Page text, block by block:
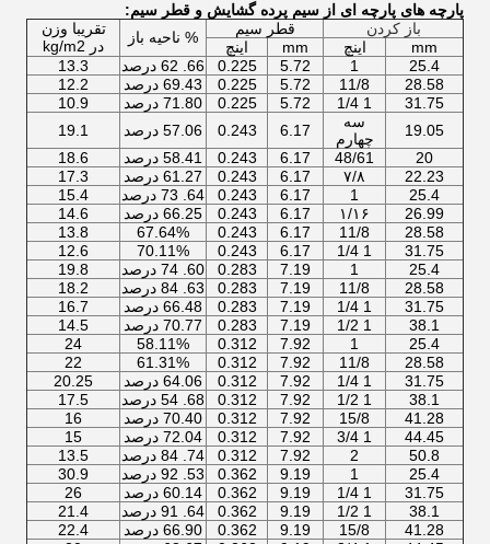
پارچه های پارچه ای از سیم پرده گشایش و قطر سیم:
باز کردن
قطر سیم % ناحیه باز
تقريبا وزن
در kg/m2
mm اینچ mm
اینچ
25.4
1
5.72
0.225 66. 62 درصد
13.3
28.58
11/8
5.72
0.225 69.43 درصد
12.2
31.75
1 1/4
5.72
0.225 71.80 درصد
10.9
19.05
سه
چهارم
6.17
0.243 57.06 درصد
19.1
20
48/61
6.17
0.243 58.41 درصد
18.6
22.23
۷/۸ 6.17
0.243 61.27 درصد
17.3
25.4
1
6.17
0.243 64. 73 درصد
15.4
26.99
۱/۱۶ 6.17
0.243 66.25 درصد
14.6
28.58
11/8
6.17
0.243
67.64%
13.8
31.75
1 1/4
6.17
0.243
70.11%
12.6
25.4
1
7.19
0.283 60. 74 درصد
19.8
28.58
11/8
7.19
0.283 63. 84 درصد
18.2
31.75
1 1/4
7.19
0.283 66.48 درصد
16.7
38.1
1 1/2
7.19
0.283 70.77 درصد
14.5
25.4
1
7.92
0.312
58.11%
24
28.58
11/8
7.92
0.312
61.31%
22
31.75
1 1/4
7.92
0.312 64.06 درصد
20.25
38.1
1 1/2
7.92
0.312 68. 54 درصد
17.5
41.28
15/8
7.92
0.312 70.40 درصد
16
44.45
1 3/4
7.92
0.312 72.04 درصد
15
50.8
2
7.92
0.312 74. 84 درصد
13.5
25.4
1
9.19
0.362 53. 92 درصد
30.9
31.75
1 1/4
9.19
0.362 60.14 درصد
26
38.1
1 1/2
9.19
0.362 64. 91 درصد
21.4
41.28
15/8
9.19
0.362 66.90 درصد
22.4